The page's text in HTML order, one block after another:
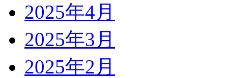
2025年4月
2025年3月
2025年2月